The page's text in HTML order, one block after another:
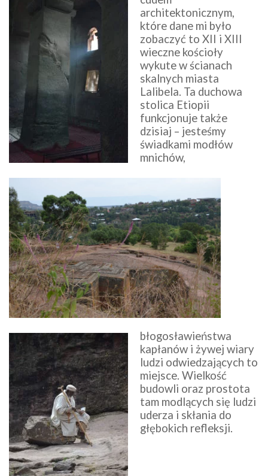
architektonicznym,
które dane mi było
zobaczyć to XII i XIII
wieczne kościoły
wykute w ścianach
skalnych miasta
Lalibela. Ta duchowa
stolica Etiopii
funkcjonuje także
dzisiaj – jesteśmy
świadkami modłów
mnichów,
błogosławieństwa
kapłanów i żywej wiary
ludzi odwiedzających to
miejsce. Wielkość
budowli oraz prostota
tam modlących się ludzi
uderza i skłania do
głębokich refleksji.